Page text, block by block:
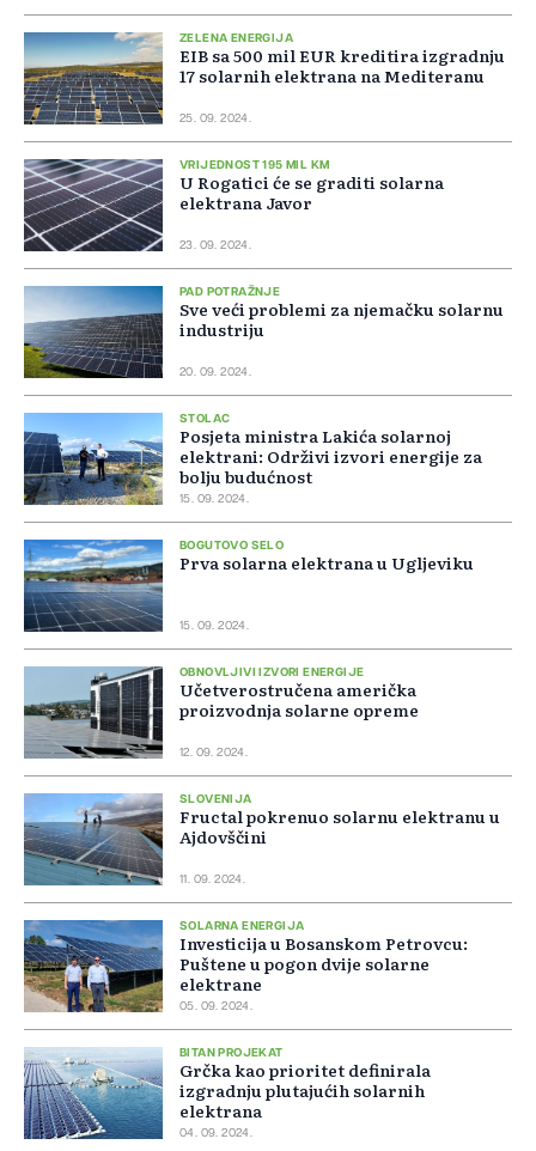
ZELENA ENERGIJA
EIB sa 500 mil EUR kreditira izgradnju
17 solarnih elektrana na Mediteranu
25. 09. 2024.
VRIJEDNOST 195 MIL KM
U Rogatici će se graditi solarna
elektrana Javor
23. 09. 2024.
PAD POTRAŽNJE
Sve veći problemi za njemačku solarnu
industriju
20. 09. 2024.
STOLAC
Posjeta ministra Lakića solarnoj
elektrani: Održivi izvori energije za
bolju budućnost
15. 09. 2024.
BOGUTOVO SELO
Prva solarna elektrana u Ugljeviku
15. 09. 2024.
OBNOVLJIVI IZVORI ENERGIJE
Učetverostručena američka
proizvodnja solarne opreme
12. 09. 2024.
SLOVENIJA
Fructal pokrenuo solarnu elektranu u
Ajdovščini
11. 09. 2024.
SOLARNA ENERGIJA
Investicija u Bosanskom Petrovcu:
Puštene u pogon dvije solarne
elektrane
05. 09. 2024.
BITAN PROJEKAT
Grčka kao prioritet definirala
izgradnju plutajućih solarnih
elektrana
04. 09. 2024.